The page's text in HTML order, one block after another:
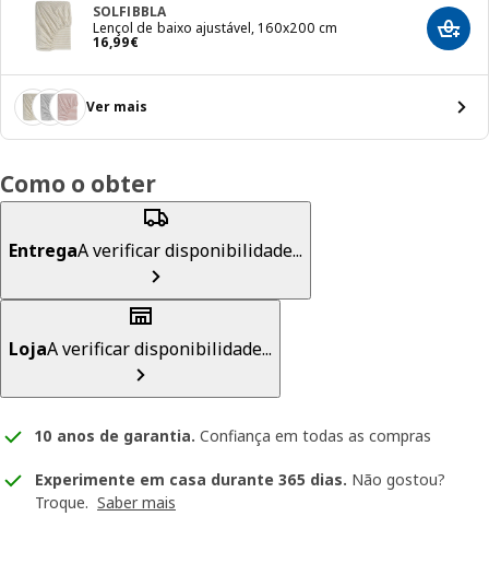
SOLFIBBLA
Lençol de baixo ajustável, 160x200 cm
16,99€
Preço 16,99€
Ver mais
Como o obter
EntregaA verificar disponibilidade...
LojaA verificar disponibilidade...
10 anos de garantia. Confiança em todas as compras
Experimente em casa durante 365 dias. Não gostou?
Troque. Saber mais